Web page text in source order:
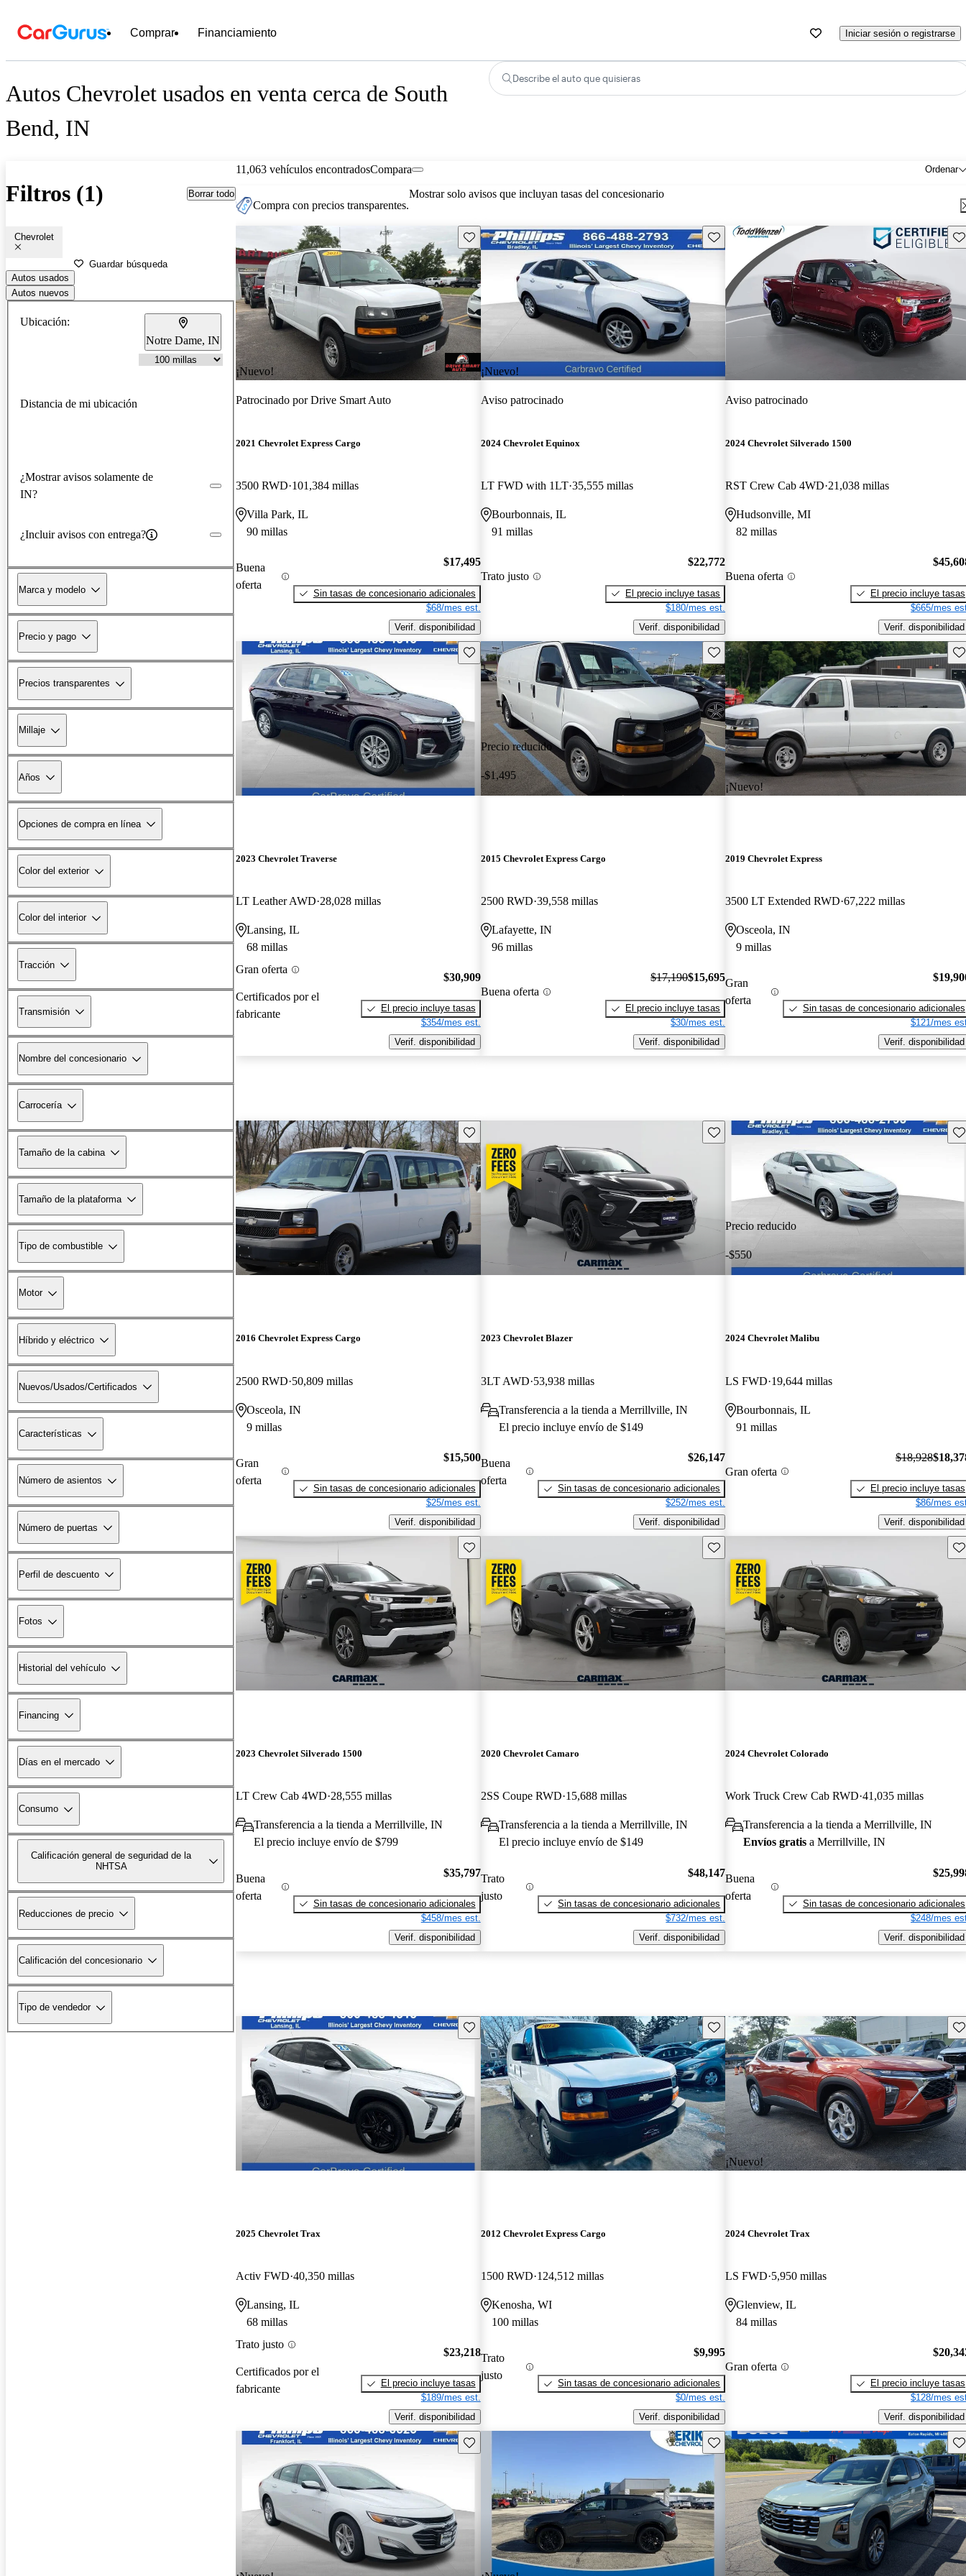
Comprar Financiamiento Iniciar sesión o registrarse
Autos Chevrolet usados en venta cerca de South
Bend, IN
Describe el auto que quisieras
Filtros (1) Borrar todo
Chevrolet
Guardar búsqueda
Autos usados
Autos nuevos
Ubicación:
Notre Dame, IN
Distancia de mi ubicación
¿Mostrar avisos solamente de
IN?
¿Incluir avisos con entrega?
Marca y modelo
Precio y pago
Precios transparentes
Millaje
Años
Opciones de compra en línea
Color del exterior
Color del interior
Tracción
Transmisión
Nombre del concesionario
Carrocería
Tamaño de la cabina
Tamaño de la plataforma
Tipo de combustible
Motor
Híbrido y eléctrico
Nuevos/Usados/Certificados
Características
Número de asientos
Número de puertas
Perfil de descuento
Fotos
Historial del vehículo
Financing
Días en el mercado
Consumo
Calificación general de seguridad de la
NHTSA
Reducciones de precio
Calificación del concesionario
Tipo de vendedor
11,063 vehículos encontrados Ordenar
Compara
Compra con precios transparentes.
Mostrar solo avisos que incluyan tasas del concesionario
¡Nuevo!
Guarda este Aviso
Patrocinado porDrive Smart Auto
2021 Chevrolet Express Cargo
3500 RWD 101,384 millas
Villa Park, IL
90 millas
Buena
oferta
$17,495
Sin tasas de concesionario adicionales
$68/mes est.
Verif. disponibilidad
¡Nuevo!
Guarda este Aviso
Aviso patrocinado
2024 Chevrolet Equinox
LT FWD with 1LT 35,555 millas
Bourbonnais, IL
91 millas
Trato justo
$22,772
El precio incluye tasas
$180/mes est.
Verif. disponibilidad
Aviso patrocinado
2024 Chevrolet Silverado 1500
RST Crew Cab 4WD 21,038 millas
Hudsonville, MI
82 millas
Buena oferta
El precio incluye tasas
$665/mes
Verif. disponibilidad
Guarda este Aviso
2023 Chevrolet Traverse
LT Leather AWD 28,028 millas
Lansing, IL
68 millas
Gran oferta
Certificados por el
fabricante
$30,909
El precio incluye tasas
$354/mes est.
Verif. disponibilidad
Precio reducido
-$1,495
Guarda este Aviso
2015 Chevrolet Express Cargo
2500 RWD 39,558 millas
Lafayette, IN
96 millas
Buena oferta
$17,190$15,695
El precio incluye tasas
$30/mes est.
Verif. disponibilidad
¡Nuevo!
2019 Chevrolet Express
3500 LT Extended RWD 67,222 millas
Osceola, IN
9 millas
Gran
oferta
Sin tasas de concesionario adicionales
$121/mes
Verif. disponibilidad
Guarda este Aviso
2016 Chevrolet Express Cargo
2500 RWD 50,809 millas
Osceola, IN
9 millas
Gran
oferta
$15,500
Sin tasas de concesionario adicionales
$25/mes est.
Verif. disponibilidad
Guarda este Aviso
2023 Chevrolet Blazer
3LT AWD 53,938 millas
Transferencia a la tienda a Merrillville, IN
El precio incluye envío de $149
Buena
oferta
$26,147
Sin tasas de concesionario adicionales
$252/mes est.
Verif. disponibilidad
Precio reducido
-$550
2024 Chevrolet Malibu
LS FWD 19,644 millas
Bourbonnais, IL
91 millas
Gran oferta
$18,928
El precio incluye tasas
$86/mes
Verif. disponibilidad
Guarda este Aviso
2023 Chevrolet Silverado 1500
LT Crew Cab 4WD 28,555 millas
Transferencia a la tienda a Merrillville, IN
El precio incluye envío de $799
Buena
oferta
$35,797
Sin tasas de concesionario adicionales
$458/mes est.
Verif. disponibilidad
Guarda este Aviso
2020 Chevrolet Camaro
2SS Coupe RWD 15,688 millas
Transferencia a la tienda a Merrillville, IN
El precio incluye envío de $149
Trato
justo
$48,147
Sin tasas de concesionario adicionales
$732/mes est.
Verif. disponibilidad
2024 Chevrolet Colorado
Work Truck Crew Cab RWD 41,035 millas
Transferencia a la tienda a Merrillville, IN
Envíos gratis a Merrillville, IN
Buena
oferta
Sin tasas de concesionario adicionales
$248/mes
Verif. disponibilidad
Guarda este Aviso
2025 Chevrolet Trax
Activ FWD 40,350 millas
Lansing, IL
68 millas
Trato justo
Certificados por el
fabricante
$23,218
El precio incluye tasas
$189/mes est.
Verif. disponibilidad
Guarda este Aviso
2012 Chevrolet Express Cargo
1500 RWD 124,512 millas
Kenosha, WI
100 millas
Trato
justo
$9,995
Sin tasas de concesionario adicionales
$0/mes est.
Verif. disponibilidad
¡Nuevo!
2024 Chevrolet Trax
LS FWD 5,950 millas
Glenview, IL
84 millas
Gran oferta
El precio incluye tasas
$128/mes
Verif. disponibilidad
Guarda este Aviso Guarda este Aviso